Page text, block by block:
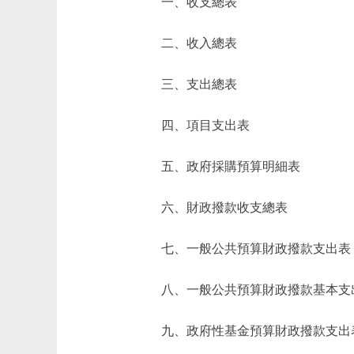
二、收入總表
三、支出總表
四、項目支出表
五、政府採購預算明細表
六、財政撥款收支總表
七、一般公共預算財政撥款支出表
八、一般公共預算財政撥款基本支
九、政府性基金預算財政撥款支出